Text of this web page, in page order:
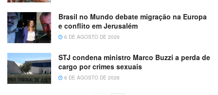
Brasil no Mundo debate migração na Europa
e conflito em Jerusalém
6 DE AGOSTO DE 2026
STJ condena ministro Marco Buzzi a perda de
cargo por crimes sexuais
6 DE AGOSTO DE 2026